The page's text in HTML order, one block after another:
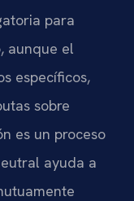
para
aunque el
específicos,
sobre
es un proceso
ayuda a